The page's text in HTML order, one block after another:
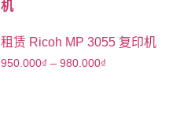
租赁 Ricoh MP 3055 复印机
950.000₫ – 980.000₫